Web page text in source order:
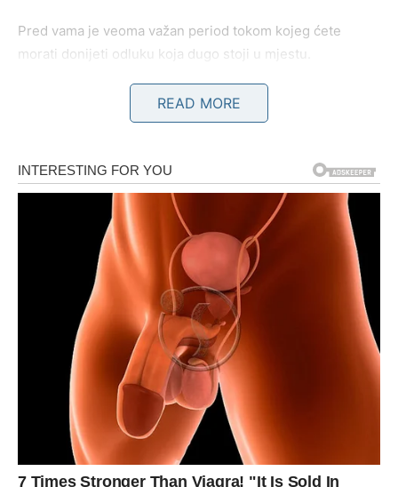
Pred vama je veoma važan period tokom kojeg ćete
morati donijeti odluku koja dugo stoji u mjestu.
Na poslovnom planu dolazi prilika koju ne biste trebali
Vrijeme je da vjerujete sebi
Sve ono što sada pokrenete može vam donijeti veliki
Bikovi konačno ulaze u mnogo stabilniji i sretniji period
Finansijska situacija postaje mnogo bolja, dok ljubavni
život donosi osjećaj mira i sigurnosti.
Zvijezde vam vraćaju ono što zaslužujete
READ MORE